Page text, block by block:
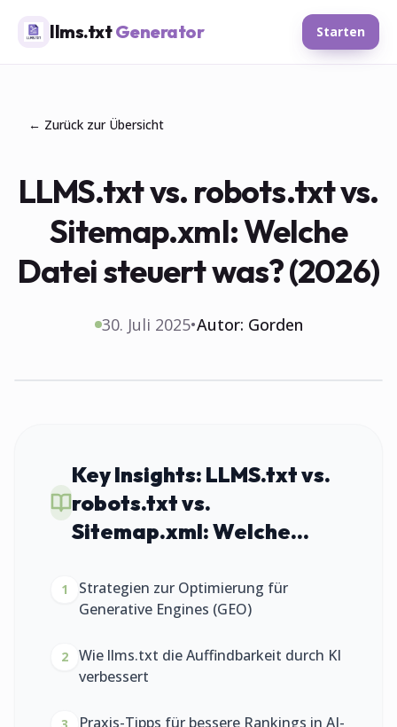
llms.txtGenerator Starten
← Zurück zur Übersicht
LLMS.txt vs. robots.txt vs.
Sitemap.xml: Welche
Datei steuert was? (2026)
30. Juli 2025•Autor: Gorden
Key Insights: LLMS.txt vs.
robots.txt vs.
Sitemap.xml: Welche...
1
Strategien zur Optimierung für
Generative Engines (GEO)
2
Wie llms.txt die Auffindbarkeit durch KI
verbessert
Praxis-Tipps für bessere Rankings in AI-